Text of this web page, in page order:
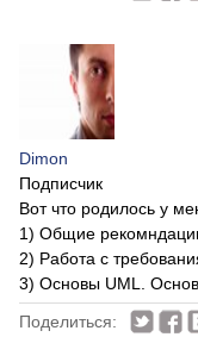
Dimon
Подписчик
Вот что родилось у
1) Общие
2) Работа с
3) Основы UML.
Поделиться: